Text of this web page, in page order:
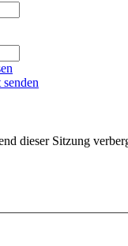
dieser Sitzung